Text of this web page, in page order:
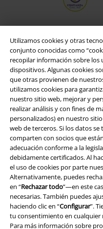
Utilizamos cookies y otras
conjunto conocidas como
recopilar información sobre
dispositivos. Algunas cookies
que otras provienen de
utilizamos cookies para
nuestro sitio web, mejorar y
realizar análisis y con fines de
personalizados) en nuestro
web de terceros. Si los datos se
comparten con socios que
adecuación conforme a la
debidamente certificados. Al
el uso de cookies por parte
Alternativamente, puedes
en “Rechazar todo”—en este
necesarias. También puedes
haciendo clic en “Configurar”.
tu consentimiento en cualquier
Para más información sobre
Legal
Términos y Condiciones
Aviso Legal
Ley protección de datos
Eliminación de residuos y
Declaración de Conformidad